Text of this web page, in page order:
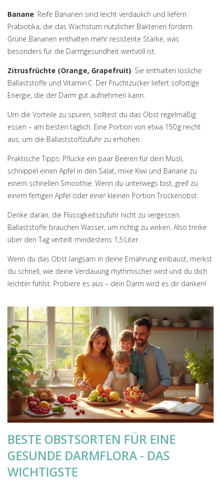
Banane: Reife Bananen sind leicht verdaulich und liefern
Präbiotika, die das Wachstum nützlicher Bakterien fördern.
Grüne Bananen enthalten mehr resistente Stärke, was
besonders für die Darmgesundheit wertvoll ist.
Zitrusfrüchte (Orange, Grapefruit): Sie enthalten lösliche
Ballaststoffe und Vitamin C. Der Fruchtzucker liefert sofortige
Energie, die der Darm gut aufnehmen kann.
Um die Vorteile zu spüren, solltest du das Obst regelmäßig
essen – am besten täglich. Eine Portion von etwa 150 g reicht
aus, um die Ballaststoffzufuhr zu erhöhen.
Praktische Tipps: Pflücke ein paar Beeren für dein Müsli,
schnippel einen Apfel in den Salat, mixe Kiwi und Banane zu
einem schnellen Smoothie. Wenn du unterwegs bist, greif zu
einem fertigen Apfel oder einer kleinen Portion Trockenobst.
Denke daran, die Flüssigkeitszufuhr nicht zu vergessen.
Ballaststoffe brauchen Wasser, um richtig zu wirken. Also trinke
über den Tag verteilt mindestens 1,5 Liter.
Wenn du das Obst langsam in deine Ernährung einbaust, merkst
du schnell, wie deine Verdauung rhythmischer wird und du dich
leichter fühlst. Probiere es aus – dein Darm wird es dir danken!
BESTE OBSTSORTEN FÜR EINE
GESUNDE DARMFLORA - DAS
WICHTIGSTE